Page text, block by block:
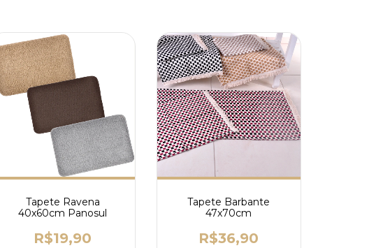
Tapete Ravena
40x60cm Panosul
R$19,90
Tapete Barbante
47x70cm
R$36,90